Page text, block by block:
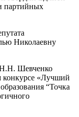
партийных
Николаевну
Шевченко
конкурсе «Лучший
“Точка